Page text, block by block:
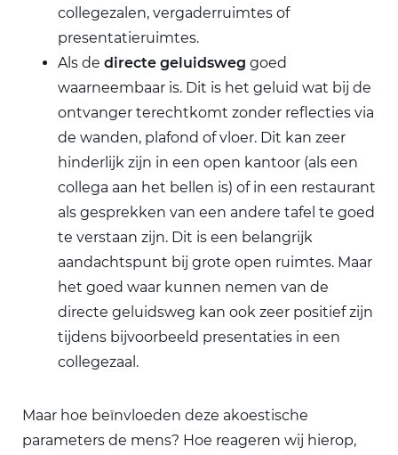
collegezalen, vergaderruimtes of
presentatieruimtes.
Als de directe geluidsweg goed
waarneembaar is. Dit is het geluid wat bij de
ontvanger terechtkomt zonder reflecties via
de wanden, plafond of vloer. Dit kan zeer
hinderlijk zijn in een open kantoor (als een
collega aan het bellen is) of in een restaurant
als gesprekken van een andere tafel te goed
te verstaan zijn. Dit is een belangrijk
aandachtspunt bij grote open ruimtes. Maar
het goed waar kunnen nemen van de
directe geluidsweg kan ook zeer positief zijn
tijdens bijvoorbeeld presentaties in een
collegezaal.
Maar hoe beïnvloeden deze akoestische
parameters de mens? Hoe reageren wij hierop,